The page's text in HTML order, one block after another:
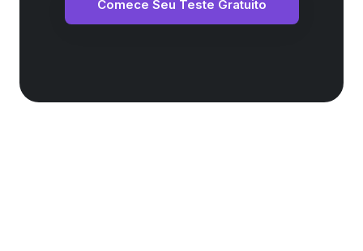
Comece Seu Teste Gratuito